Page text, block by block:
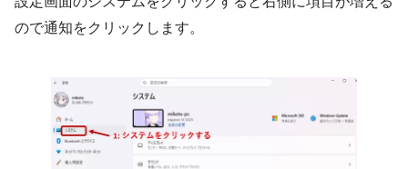
ので通知をクリックします。